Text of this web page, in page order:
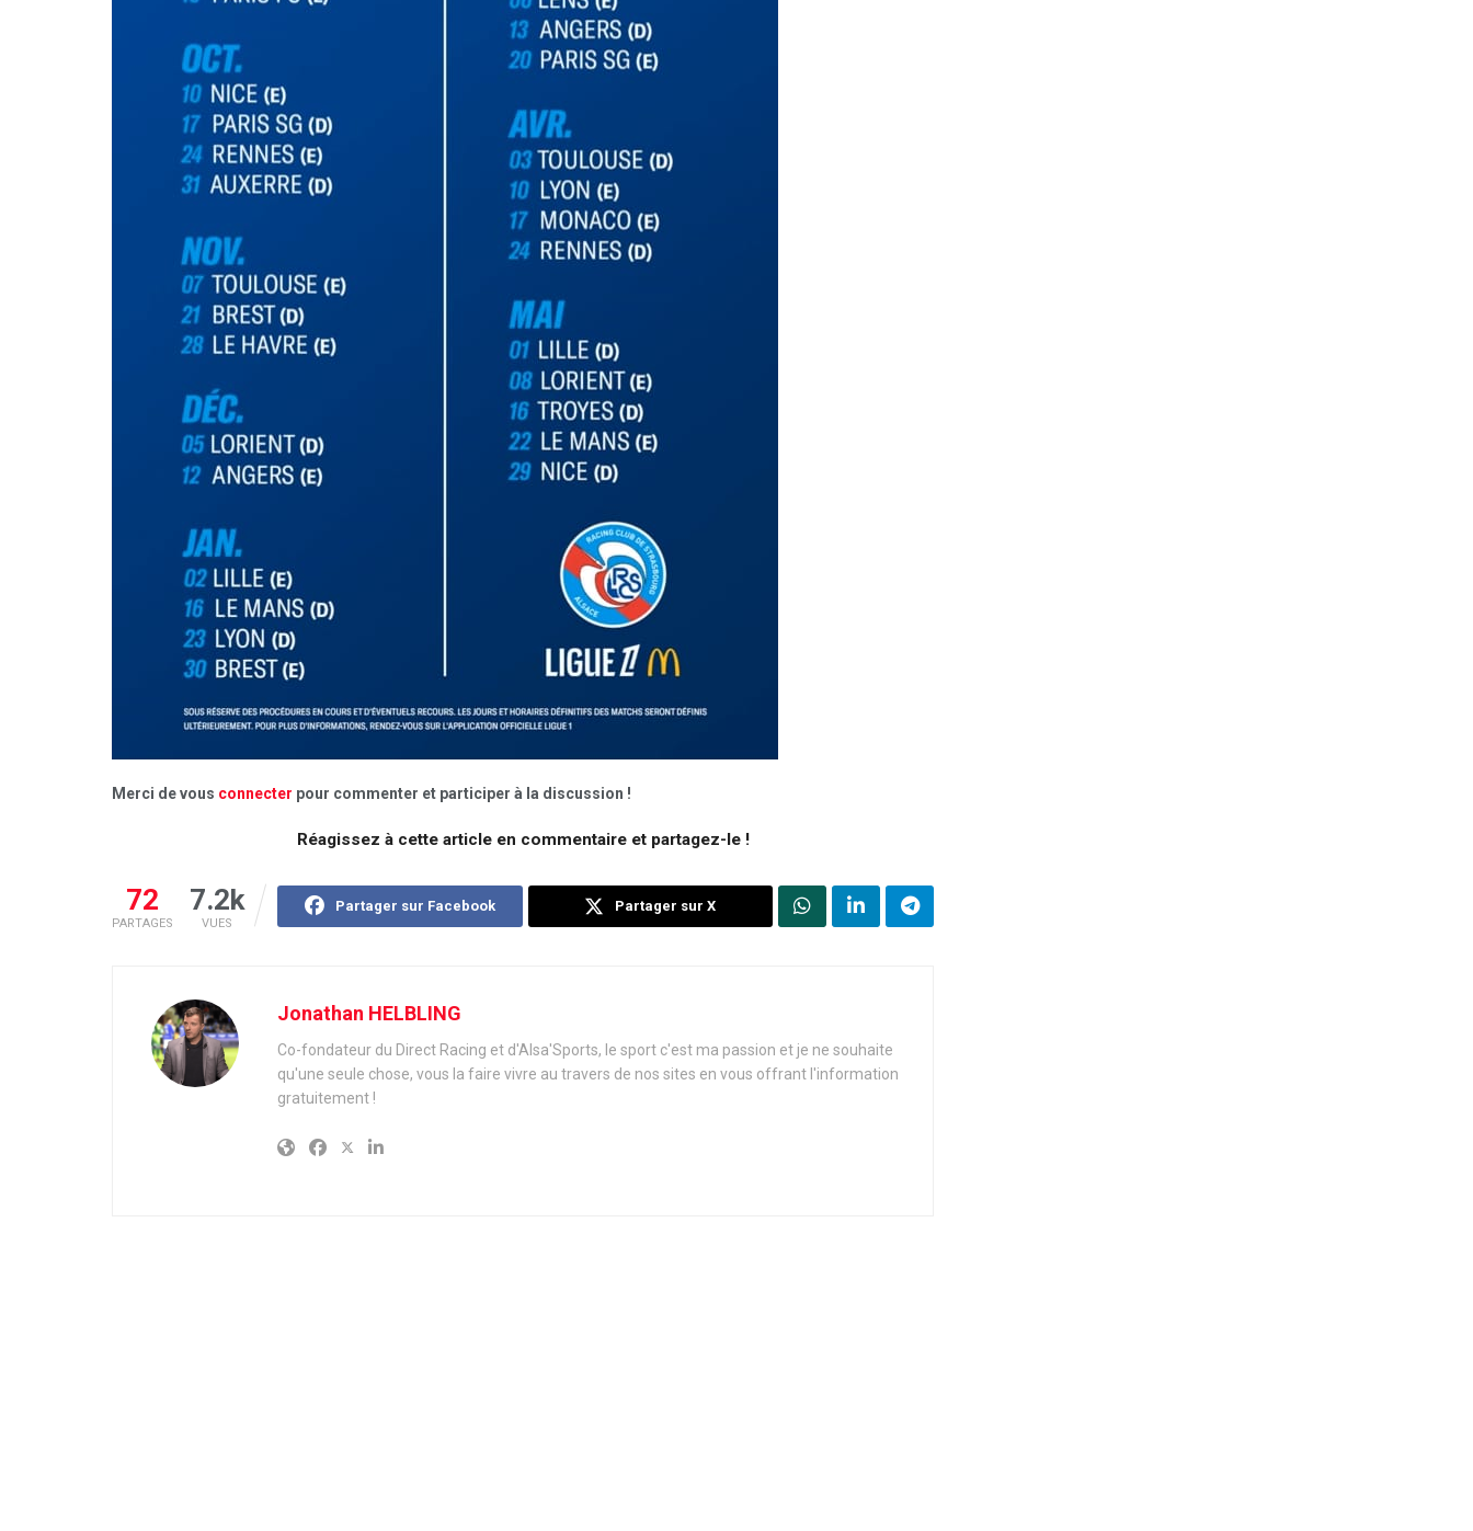
Merci de vous connecter pour commenter et participer à la discussion !
Réagissez à cette article en commentaire et partagez-le !
72
PARTAGES
7.2k
VUES
Partager sur Facebook Partager sur X
Jonathan HELBLING
Co-fondateur du Direct Racing et d'Alsa'Sports, le sport c'est ma passion et je ne souhaite
qu'une seule chose, vous la faire vivre au travers de nos sites en vous offrant l'information
gratuitement !